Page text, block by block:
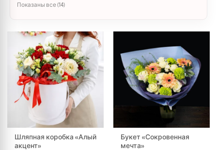
Показаны все (14)Сортировка: самые недавние
Шляпная коробка «Алый
акцент»
Букет «Сокровенная
мечта»